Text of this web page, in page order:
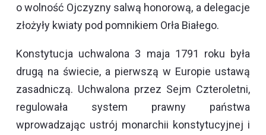
o wolność Ojczyzny salwą honorową, a delegacje
złożyły kwiaty pod pomnikiem Orła Białego.
Konstytucja uchwalona 3 maja 1791 roku była
drugą na świecie, a pierwszą w Europie ustawą
zasadniczą. Uchwalona przez Sejm Czteroletni,
regulowała system prawny państwa
wprowadzając ustrój monarchii konstytucyjnej i